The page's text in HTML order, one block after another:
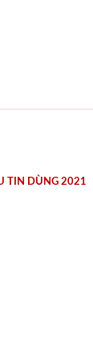
TIN DÙNG 2021